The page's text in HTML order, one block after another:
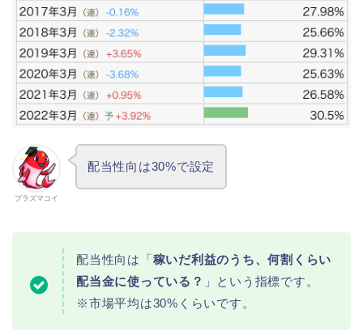
プラズマコイ
配当性向は30%で設定
配当性向は「稼いだ利益のうち、何割くらい
配当金に使っている？ 」という指標です。
※市場平均は30%くらいです。